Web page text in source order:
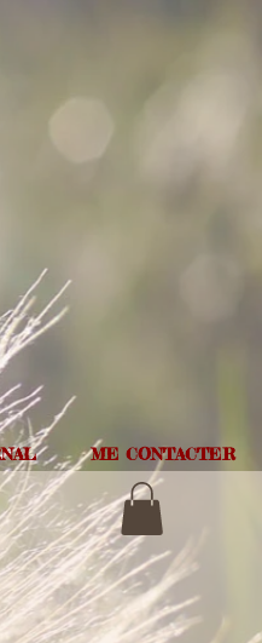
ME CONTACTER